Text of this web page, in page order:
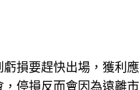
損要趕快出場，獲利應